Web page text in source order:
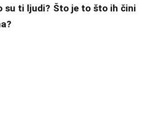
su ti ljudi? Što je to što ih čini